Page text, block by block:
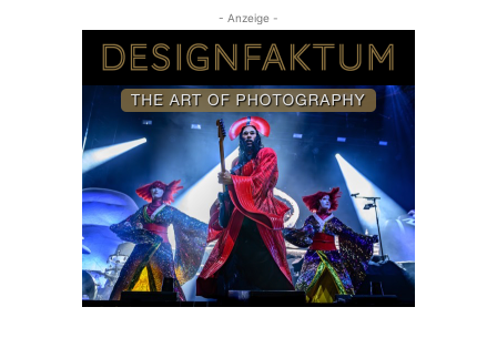
- Anzeige -